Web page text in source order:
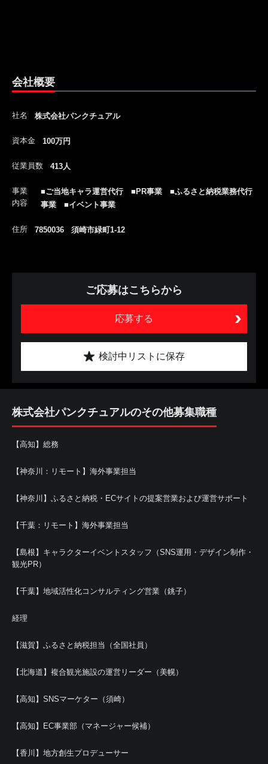
会社概要
社名 株式会社パンクチュアル
資本金 100万円
従業員数 413人
事業
内容
■ご当地キャラ運営代行 ■PR事業 ■ふるさと納税業務代行
事業 ■イベント事業
住所 7850036 須崎市緑町1-12
ご応募はこちらから
応募する
検討中リストに保存
株式会社パンクチュアルのその他募集職種
【高知】総務
【神奈川：リモート】海外事業担当
【神奈川】ふるさと納税・ECサイトの提案営業および運営サポート
【千葉：リモート】海外事業担当
【島根】キャラクターイベントスタッフ（SNS運用・デザイン制作・
観光PR）
【千葉】地域活性化コンサルティング営業（銚子）
経理
【滋賀】ふるさと納税担当（全国社員）
【北海道】複合観光施設の運営リーダー（美幌）
【高知】SNSマーケター（須崎）
【高知】EC事業部（マネージャー候補）
【香川】地方創生プロデューサー